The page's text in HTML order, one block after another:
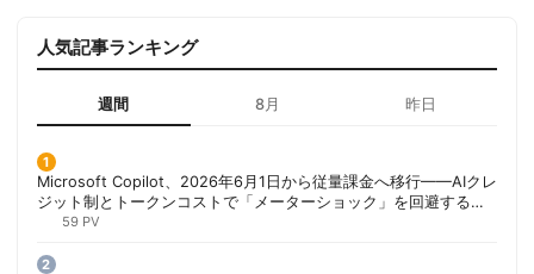
人気記事ランキング
週間 8月 昨日
Microsoft Copilot、2026年6月1日から従量課金へ移行——AIクレ
ジット制とトークンコストで「メーターショック」を回避する方
法 | 胡田昌彦
59 PV